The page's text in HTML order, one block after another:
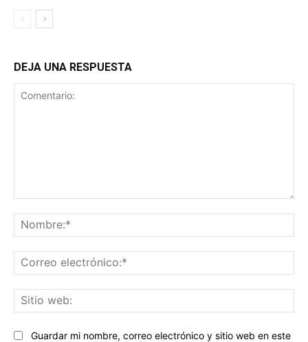
DEJA UNA RESPUESTA
Guardar mi nombre, correo electrónico y sitio web en este